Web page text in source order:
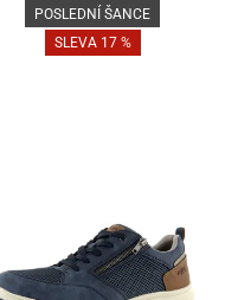
POSLEDNÍ ŠANCE
SLEVA 17 %